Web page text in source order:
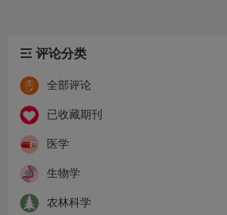
评论分类
全部评论
已收藏期刊
医学
生物学
农林科学